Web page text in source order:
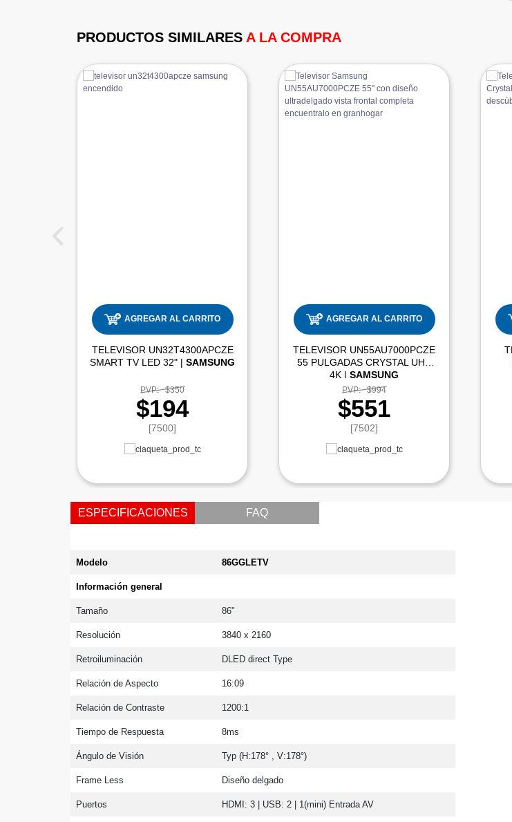
PRODUCTOS SIMILARES A LA COMPRA
AGREGAR AL CARRITO
TELEVISOR UN32T4300APCZE
SMART TV LED 32" |SAMSUNG
PVP: $350
$194
[7500]
AGREGAR AL CARRITO
TELEVISOR UN55AU7000PCZE
55 PULGADAS CRYSTAL UHD
4K |SAMSUNG
PVP: $994
$551
[7502]
ESPECIFICACIONES FAQ
Modelo 86GGLETV
Información general
Tamaño 86"
Resolución 3840 x 2160
Retroiluminación DLED direct Type
Relación de Aspecto 16:09
Relación de Contraste 1200:1
Tiempo de Respuesta 8ms
Ángulo de Visión Typ (H:178° , V:178°)
Frame Less Diseño delgado
Puertos HDMI: 3 | USB: 2 | 1(mini) Entrada AV